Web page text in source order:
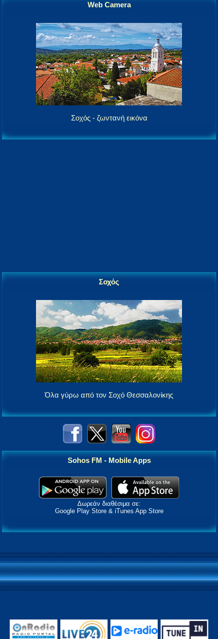
Web Camera
Σοχός - ζωντανή εικόνα
Σοχός
Όλα γύρω από τον Σοχό Θεσσαλονίκης
Sohos FM - Mobile Apps
Δωρεάν διαθέσιμα σε:
Google Play Store & iTunes App Store